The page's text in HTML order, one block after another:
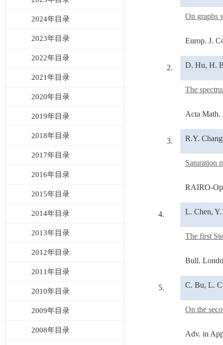
2024年目录
2023年目录
2022年目录
2021年目录
2020年目录
2019年目录
2018年目录
2017年目录
2016年目录
2015年目录
2014年目录
2013年目录
2012年目录
2011年目录
2010年目录
2009年目录
2008年目录
On graphs
Europ. J.
2. D. Hu, H.
The
Acta Math.
3. R.Y.
Saturation
RAIRO-
4. L. Chen,
The first
Bull.
5. C. Bu, L.
On the
Adv. in